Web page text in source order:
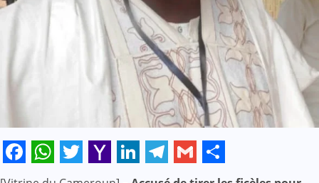
Facebook
WhatsApp
Twitter
Yahoo
LinkedIn
Telegram
GmailShare